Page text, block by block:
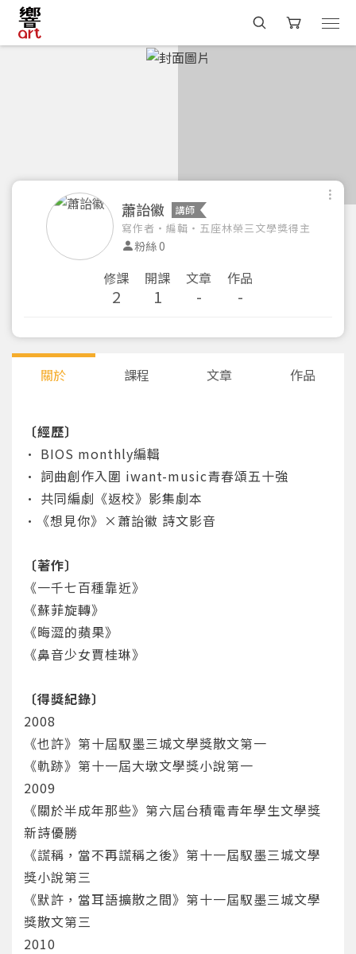
蕭詒徽 講師
寫作者・編輯・五座林榮三文學獎得主
粉絲 0
修課
2
開課
1
文章
-
作品
-
關於 課程 文章 作品
〔經歷〕
• BIOS monthly編輯
• 詞曲創作入圍 iwant-music青春頌五十強
• 共同編劇《返校》影集劇本
•《想見你》×蕭詒徽 詩文影音
〔著作〕
《一千七百種靠近》
《蘇菲旋轉》
《晦澀的蘋果》
《鼻音少女賈桂琳》
〔得獎紀錄〕
2008
《也許》第十屆馭墨三城文學獎散文第一
《軌跡》第十一屆大墩文學獎小說第一
2009
《​關於半成年那些》第六屆台積電青年學生文學獎
新詩優勝
《謊稱，當不再謊稱之後》第十一屆馭墨三城文學
獎小說第三
《默許，當耳語擴散之間》第十一屆馭墨三城文學
獎散文第三
2010